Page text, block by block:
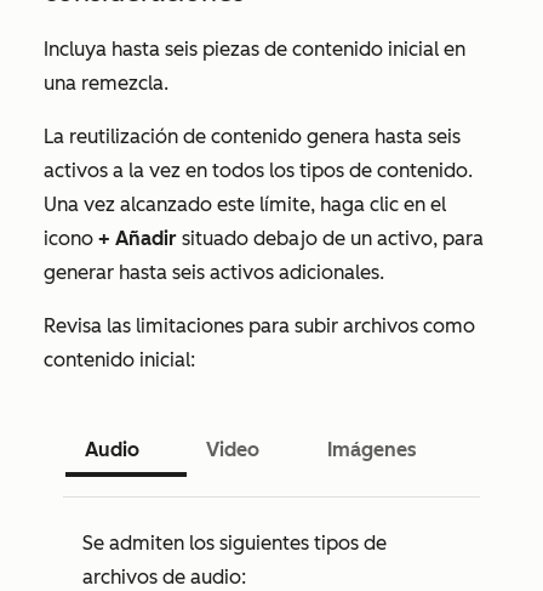
Incluya hasta seis piezas de contenido inicial en
una remezcla.
La reutilización de contenido genera hasta seis
activos a la vez en todos los tipos de contenido.
Una vez alcanzado este límite, haga clic en el
icono + Añadir situado debajo de un activo, para
generar hasta seis activos adicionales.
Revisa las limitaciones para subir archivos como
contenido inicial:
Audio Video Imágenes
Se admiten los siguientes tipos de
archivos de audio: